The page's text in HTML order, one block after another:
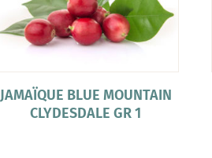
JAMAÏQUE BLUE MOUNTAIN
CLYDESDALE GR 1